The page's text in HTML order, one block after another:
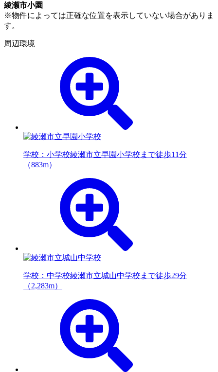
綾瀬市小園
※物件によっては正確な位置を表示していない場合がありま
す。
周辺環境
学校：小学校綾瀬市立早園小学校まで徒歩11分
（883m）
学校：中学校綾瀬市立城山中学校まで徒歩29分
（2,283m）